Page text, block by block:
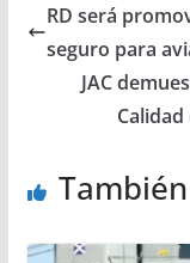
RD será
seguro para
JAC